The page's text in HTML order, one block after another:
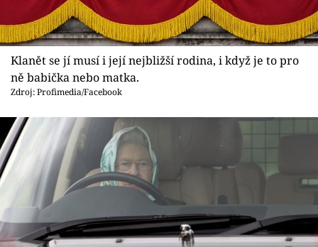
Klanět se jí musí i její nejbližší rodina, i když je to pro
ně babička nebo matka.
Zdroj: Profimedia/Facebook